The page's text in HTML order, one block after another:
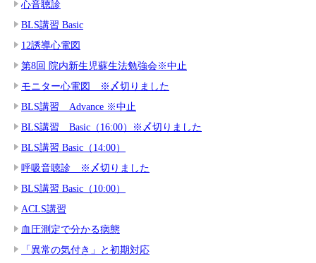
心音聴診
BLS講習 Basic
12誘導心電図
第8回 院内新生児蘇生法勉強会※中止
モニター心電図 ※〆切りました
BLS講習 Advance ※中止
BLS講習 Basic（16:00）※〆切りました
BLS講習 Basic（14:00）
呼吸音聴診 ※〆切りました
BLS講習 Basic（10:00）
ACLS講習
血圧測定で分かる病態
「異常の気付き」と初期対応